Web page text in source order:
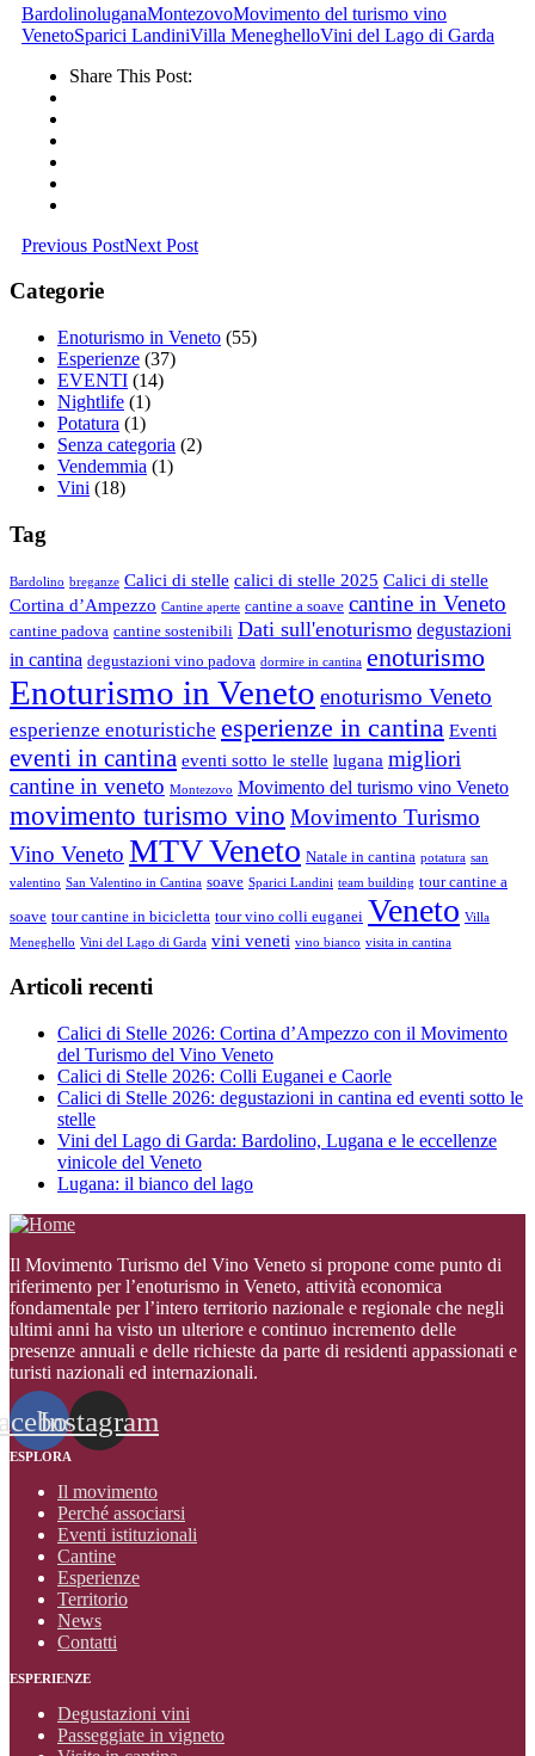
BardolinoluganaMontezovoMovimento del turismo vino
VenetoSparici LandiniVilla MeneghelloVini del Lago di Garda
Share This Post:
Previous PostNext Post
Categorie
Enoturismo in Veneto (55)
Esperienze (37)
EVENTI (14)
Nightlife (1)
Potatura (1)
Senza categoria (2)
Vendemmia (1)
Vini (18)
Tag
Bardolino breganze Calici di stelle calici di stelle 2025 Calici di stelle
Cortina d’Ampezzo Cantine aperte cantine a soave cantine in Veneto
cantine padova cantine sostenibili Dati sull'enoturismo degustazioni
in cantina degustazioni vino padova dormire in cantina enoturismo
Enoturismo in Veneto enoturismo Veneto
esperienze enoturistiche esperienze in cantina Eventi
eventi in cantina eventi sotto le stelle lugana migliori
cantine in veneto Montezovo Movimento del turismo vino Veneto
movimento turismo vino Movimento Turismo
Vino Veneto MTV Veneto Natale in cantina potatura san
valentino San Valentino in Cantina soave Sparici Landini team building tour cantine a
soave tour cantine in bicicletta tour vino colli euganei Veneto Villa
Meneghello Vini del Lago di Garda vini veneti vino bianco visita in cantina
Articoli recenti
Calici di Stelle 2026: Cortina d’Ampezzo con il Movimento
del Turismo del Vino Veneto
Calici di Stelle 2026: Colli Euganei e Caorle
Calici di Stelle 2026: degustazioni in cantina ed eventi sotto le
stelle
Vini del Lago di Garda: Bardolino, Lugana e le eccellenze
vinicole del Veneto
Lugana: il bianco del lago
Il Movimento Turismo del Vino Veneto si propone come punto di
riferimento per l’enoturismo in Veneto, attività economica
fondamentale per l’intero territorio nazionale e regionale che negli
ultimi anni ha visto un ulteriore e continuo incremento delle
presenze annuali e delle richieste da parte di residenti appassionati e
turisti nazionali ed internazionali.
Instagram
ESPLORA
Il movimento
Perché associarsi
Eventi istituzionali
Cantine
Esperienze
Territorio
News
Contatti
ESPERIENZE
Degustazioni vini
Passeggiate in vigneto